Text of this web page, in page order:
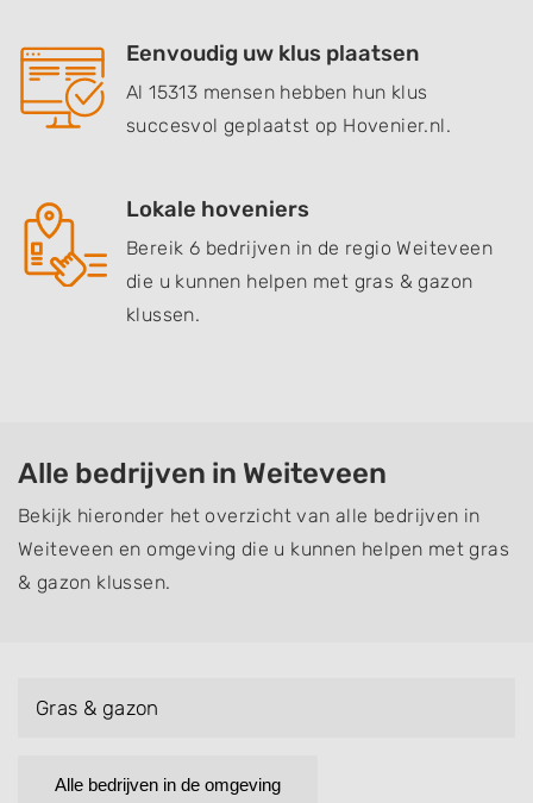
Eenvoudig uw klus plaatsen
Al 15313 mensen hebben hun klus
succesvol geplaatst op Hovenier.nl.
Lokale hoveniers
Bereik 6 bedrijven in de regio Weiteveen
die u kunnen helpen met gras & gazon
klussen.
Alle bedrijven in Weiteveen
Bekijk hieronder het overzicht van alle bedrijven in
Weiteveen en omgeving die u kunnen helpen met gras
& gazon klussen.
Gras & gazon
Alle bedrijven in de omgeving